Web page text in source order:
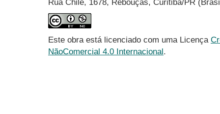
Este obra está licenciado com uma Licença
NãoComercial 4.0 Internacional.